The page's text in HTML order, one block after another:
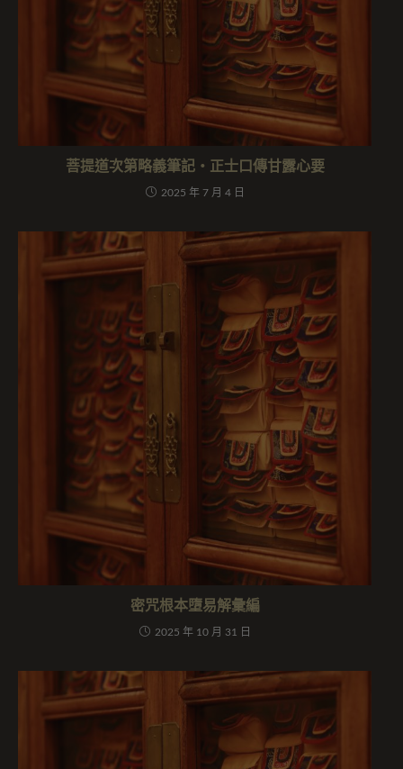
菩提道次第略義筆記・正士口傳甘露心要
2025 年 7 月 4 日
密咒根本墮易解彙編
2025 年 10 月 31 日